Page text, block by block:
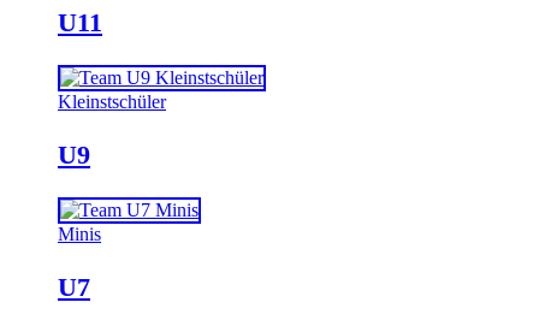
U11
Kleinstschüler
U9
Minis
U7